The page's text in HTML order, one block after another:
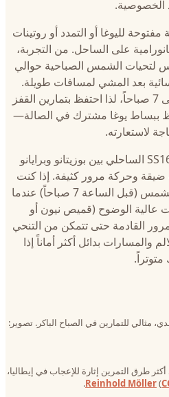
الخصوصية.
لليوغا أو التمدد أو روتينات
على الساحل. من التجربة،
لتحيات الشمس الصباحية حوالي
المسائية بعد المشي لمسافات طويلة.
ساعات الهدوء من 10 مساءً إلى 7 صباحاً، لذا احتفظ بتمارين القفز
ببساط يوغا مشترك في الصالة—
لاستعارته.
الركض على الطريق: طريق SS163 الساحلي بين بوزيتانو وبرايانو
وحركة مرور كثيفة. إذا كنت
تركض هنا، اذهب عند شروق الشمس (قبل الساعة 7 صباحاً) عندما
عالية الوضوح (قميص نيون أو
القادمة حتى تتمكن من التنحي
والمسارات بدائل أكثر أماناً إذا
مثالي للتمارين في الصباح الباكر. تصوير:
طرق التمرين إثارة للإعجاب في إيطاليا،
Reinhold Möller(